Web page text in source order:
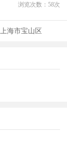
浏览次数： 58次
上海市宝山区